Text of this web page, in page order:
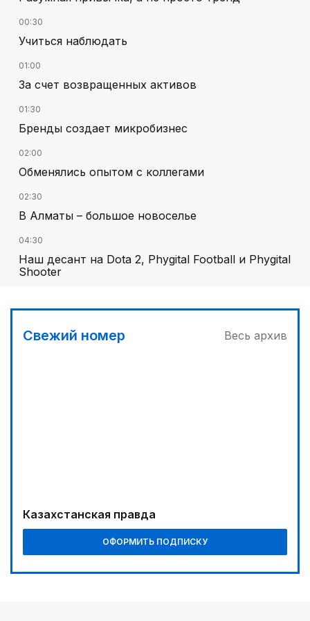
00:30
Учиться наблюдать
01:00
За счет возвращенных активов
01:30
Бренды создает микробизнес
02:00
Обменялись опытом с коллегами
02:30
В Алматы – большое новоселье
04:30
Наш десант на Dota 2, Phygital Football и Phygital
Shooter
дела
05:30
Каникулы в седле
06:00
Свежий номер Весь архив
Казахстанская правда
ОФОРМИТЬ ПОДПИСКУ